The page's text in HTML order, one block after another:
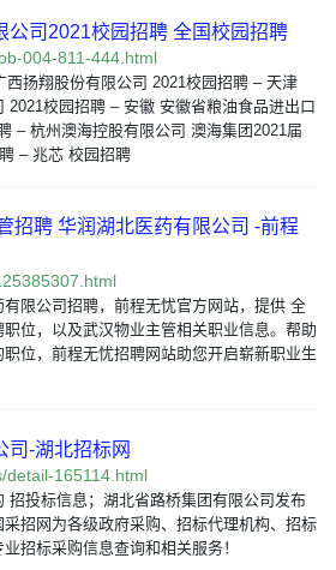
公司2021校园招聘 全国校园招聘
004-811-444.html
扬翔股份有限公司 2021校园招聘 – 天津
2021校园招聘 – 安徽 安徽省粮油食品进出口
– 杭州澳海控股有限公司 澳海集团2021届
– 兆芯 校园招聘
招聘 华润湖北医药有限公司 -前程
限公司招聘，前程无忧官方网站，提供 全
位，以及武汉物业主管相关职业信息。帮助
位，前程无忧招聘网站助您开启崭新职业生
司-湖北招标网
detail-165114.html
招投标信息；湖北省路桥集团有限公司发布
招网为各级政府采购、招标代理机构、招标
招标采购信息查询和相关服务！